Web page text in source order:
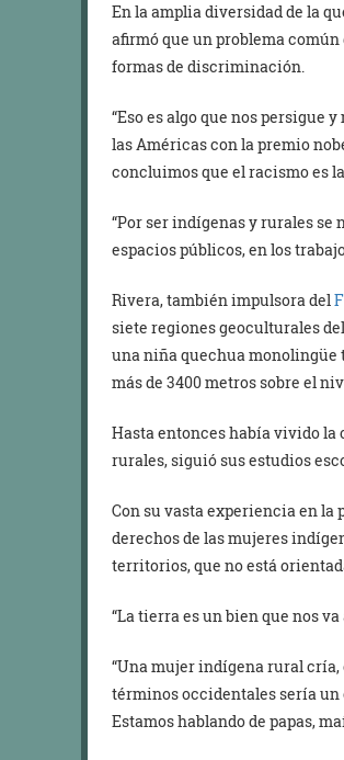
En la amplia diversidad de la
afirmó que un problema
formas de discriminación.
“Eso es algo que nos persigue
las Américas con la premio
concluimos que el racismo es
“Por ser indígenas y rurales se
espacios públicos, en los
Rivera, también impulsora del
siete regiones geoculturales
una niña quechua monolingüe
más de 3400 metros sobre el
Hasta entonces había vivido
rurales, siguió sus estudios
Con su vasta experiencia en
derechos de las mujeres
territorios, que no está
“La tierra es un bien que nos
“Una mujer indígena rural
términos occidentales sería un
Estamos hablando de papas,